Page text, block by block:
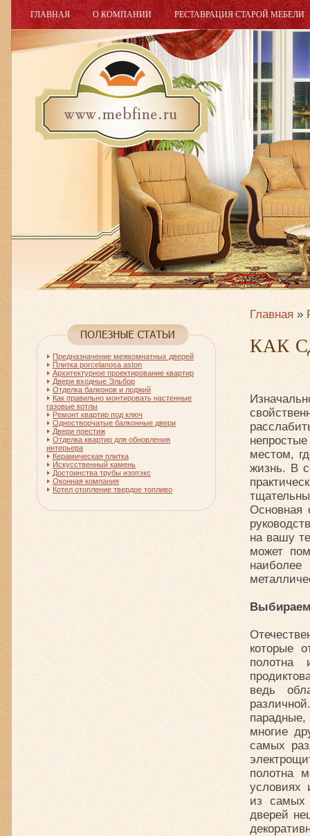
ГЛАВНАЯ О КОМПАНИИ РЕСТАВРАЦИЯ СТАРОЙ МЕБЕЛИ
Главная »
КАК
местом,
жизнь. В
Основная
на вашу
может
которые
полотна
ведь
многие
самых
полотна
условиях
из самых
дверей
Предназначение межкомнатных дверей
Плитка porcelanosa aston
Архитектурное проектирование квартир
Двери входные Эльбор
Отделка балконов и лоджий
Как правильно монтировать настенные
газовые котлы
Ремонт квартир под ключ
Одностворчатые балконные двери
Двери престиж
Отделка квартир для обновления
интерьера
Керамическая плитка
Искусственный камень
Достоинства трубы изопэкс
Оконная компания
Котел отопление твердое топливо